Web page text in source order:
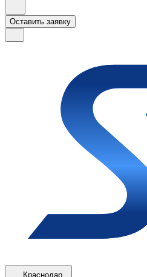
Оставить заявку
Краснодар